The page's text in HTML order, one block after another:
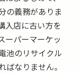
の義務がありま
入店に古い方を
ーパーマーケッ
池のリサイクル
なりません。